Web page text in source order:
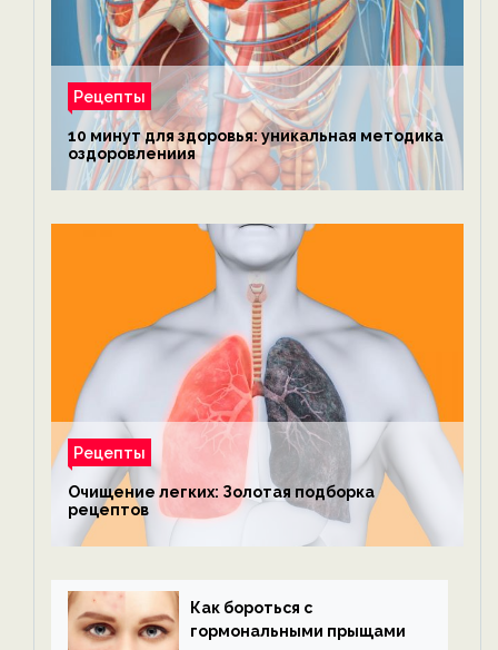
Рецепты
10 минут для здоровья: уникальная методика
оздоровлениия
Рецепты
Очищение легких: Золотая подборка
рецептов
Как бороться с
гормональными прыщами